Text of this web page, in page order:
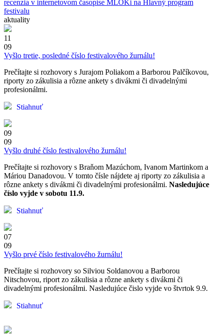
recenzia v internetovom časopise MLOKi na Hlavný program
festivalu
aktuality
11
09
Vyšlo tretie, posledné číslo festivalového žurnálu!
Prečítajte si rozhovory s Jurajom Poliakom a Barborou Palčíkovou,
riporty zo zákulisia a rôzne ankety s divákmi či divadelnými
profesionálmi.
Stiahnuť
09
09
Vyšlo druhé číslo festivalového žurnálu!
Prečítajte si rozhovory s Braňom Mazúchom, Ivanom Martinkom a
Máriou Danadovou. V tomto čísle nájdete aj riporty zo zákulisia a
rôzne ankety s divákmi či divadelnými profesionálmi. Nasledujúce
číslo vyjde v sobotu 11.9.
Stiahnuť
07
09
Vyšlo prvé číslo festivalového žurnálu!
Prečítajte si rozhovory so Silviou Soldanovou a Barborou
Nitschovou, riport zo zákulisia a rôzne ankety s divákmi či
divadelnými profesionálmi. Nasledujúce čislo vyjde vo štvrtok 9.9.
Stiahnuť